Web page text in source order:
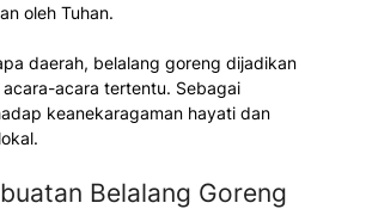
oleh Tuhan.
daerah, belalang goreng dijadikan
acara tertentu. Sebagai
keanekaragaman hayati dan
Belalang Goreng